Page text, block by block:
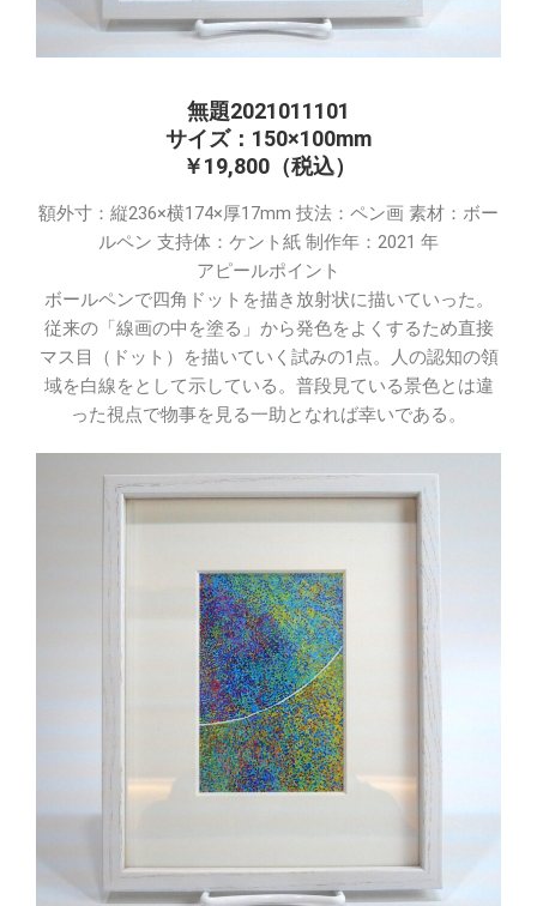
無題2021011101
サイズ：150×100mm
￥19,800（税込）
額外寸：縦236×横174×厚17mm 技法：ペン画 素材：ボー
ルペン 支持体：ケント紙 制作年：2021 年
アピールポイント
ボールペンで四角ドットを描き放射状に描いていった。
従来の「線画の中を塗る」から発色をよくするため直接
マス目（ドット）を描いていく試みの1点。人の認知の領
域を白線をとして示している。普段見ている景色とは違
った視点で物事を見る一助となれば幸いである。